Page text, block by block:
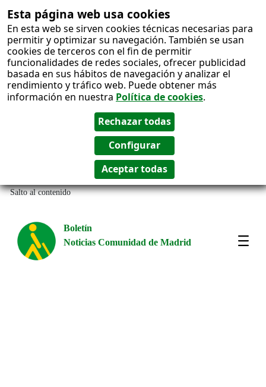
Esta página web usa cookies
En esta web se sirven cookies técnicas necesarias para
permitir y optimizar su navegación. También se usan
cookies de terceros con el fin de permitir
funcionalidades de redes sociales, ofrecer publicidad
basada en sus hábitos de navegación y analizar el
rendimiento y tráfico web. Puede obtener más
información en nuestra Política de cookies.
Salto al contenido
Boletín
Noticias Comunidad de Madrid